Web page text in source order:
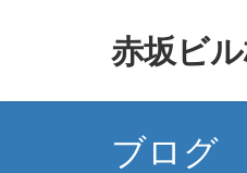
赤坂ビ
ブログ